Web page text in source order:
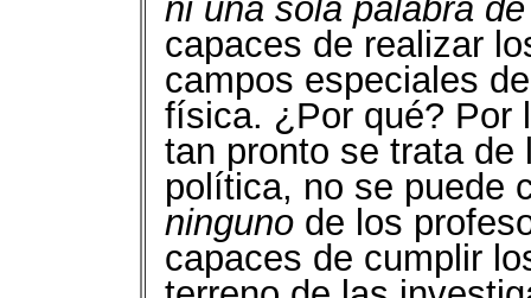
ni una sola palabra
capaces de realizar
campos especiales
física. ¿Por qué? Por
tan pronto se trata
política, no se puede
ninguno de los
capaces de cumplir